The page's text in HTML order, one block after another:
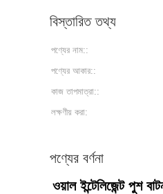
বিস্তারিত তথ্য
পণ্যের নাম::
পণ্যের আকার::
কাজ তাপমাত্রা::
লক্ষণীয় করা:
পণ্যের বর্ণনা
ওয়াল ইন্টেলিজেন্ট পুশ